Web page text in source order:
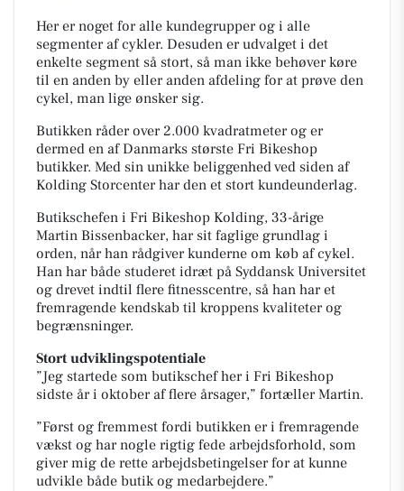
Her er noget for alle kundegrupper og i alle
segmenter af cykler. Desuden er udvalget i det
enkelte segment så stort, så man ikke behøver køre
til en anden by eller anden afdeling for at prøve den
cykel, man lige ønsker sig.
Butikken råder over 2.000 kvadratmeter og er
dermed en af Danmarks største Fri Bikeshop
butikker. Med sin unikke beliggenhed ved siden af
Kolding Storcenter har den et stort kundeunderlag.
Butikschefen i Fri Bikeshop Kolding, 33-årige
Martin Bissenbacker, har sit faglige grundlag i
orden, når han rådgiver kunderne om køb af cykel.
Han har både studeret idræt på Syddansk Universitet
og drevet indtil flere fitnesscentre, så han har et
fremragende kendskab til kroppens kvaliteter og
begrænsninger.
Stort udviklingspotentiale
”Jeg startede som butikschef her i Fri Bikeshop
sidste år i oktober af flere årsager,” fortæller Martin.
”Først og fremmest fordi butikken er i fremragende
vækst og har nogle rigtig fede arbejdsforhold, som
giver mig de rette arbejdsbetingelser for at kunne
udvikle både butik og medarbejdere.”